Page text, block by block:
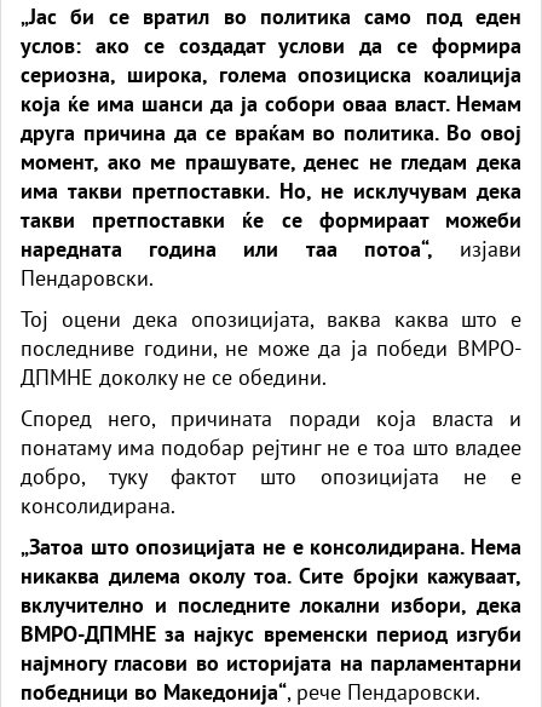
„Јас би се вратил во политика само под еден
услов: ако се создадат услови да се формира
сериозна, широка, голема опозициска коалиција
која ќе има шанси да ја собори оваа власт. Немам
друга причина да се враќам во политика. Во овој
момент, ако ме прашувате, денес не гледам дека
има такви претпоставки. Но, не исклучувам дека
такви претпоставки ќе се формираат можеби
наредната година или таа потоа“, изјави
Пендаровски.
Тој оцени дека опозицијата, ваква каква што е
последниве години, не може да ја победи ВМРО-
ДПМНЕ доколку не се обедини.
Според него, причината поради која власта и
понатаму има подобар рејтинг не е тоа што владее
добро, туку фактот што опозицијата не е
консолидирана.
„Затоа што опозицијата не е консолидирана. Нема
никаква дилема околу тоа. Сите бројки кажуваат,
вклучително и последните локални избори, дека
ВМРО-ДПМНЕ за најкус временски период изгуби
најмногу гласови во историјата на парламентарни
победници во Македонија“, рече Пендаровски.